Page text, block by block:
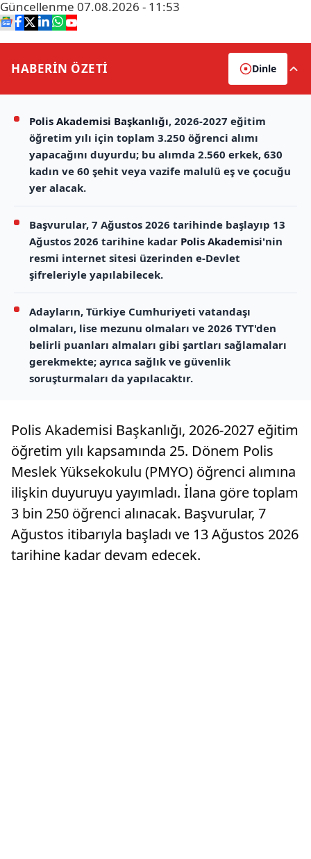
Güncellenme 07.08.2026 - 11:53
HABERİN ÖZETİ Dinle
Polis Akademisi Başkanlığı, 2026-2027 eğitim
öğretim yılı için toplam 3.250 öğrenci alımı
yapacağını duyurdu; bu alımda 2.560 erkek, 630
kadın ve 60 şehit veya vazife malulü eş ve çocuğu
yer alacak.
Başvurular, 7 Ağustos 2026 tarihinde başlayıp 13
Ağustos 2026 tarihine kadar Polis Akademisi'nin
resmi internet sitesi üzerinden e-Devlet
şifreleriyle yapılabilecek.
Adayların, Türkiye Cumhuriyeti vatandaşı
olmaları, lise mezunu olmaları ve 2026 TYT'den
belirli puanları almaları gibi şartları sağlamaları
gerekmekte; ayrıca sağlık ve güvenlik
soruşturmaları da yapılacaktır.
Polis Akademisi Başkanlığı, 2026-2027 eğitim
öğretim yılı kapsamında 25. Dönem Polis
Meslek Yüksekokulu (PMYO) öğrenci alımına
ilişkin duyuruyu yayımladı. İlana göre toplam
3 bin 250 öğrenci alınacak. Başvurular, 7
Ağustos itibarıyla başladı ve 13 Ağustos 2026
tarihine kadar devam edecek.